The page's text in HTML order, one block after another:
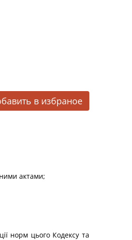
в избраное
актами;
норм цього Кодексу та